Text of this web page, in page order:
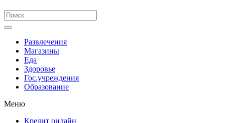
Развлечения
Магазины
Еда
Здоровье
Гос.учреждения
Образование
Меню
Кредит онлайн